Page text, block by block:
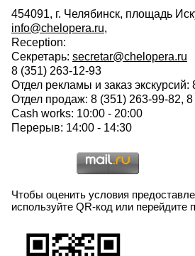
454091, г. Челябинск, площадь
info@chelopera.ru,
Reception:
Секретарь: secretar@chelopera.ru
8 (351) 263-12-93
Отдел рекламы и заказ экскурсий:
Отдел продаж: 8 (351) 263-99-82,
Cash works: 10:00 - 20:00
Перерыв: 14:00 - 14:30
Чтобы оценить условия
используйте QR-код или перейдите